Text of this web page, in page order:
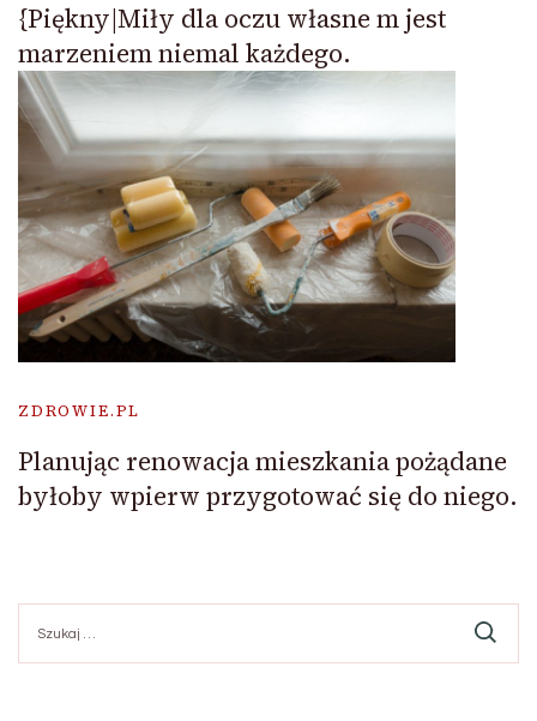
{Piękny|Miły dla oczu własne m jest
marzeniem niemal każdego.
ZDROWIE.PL
Planując renowacja mieszkania pożądane
byłoby wpierw przygotować się do niego.